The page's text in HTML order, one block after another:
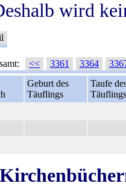
wird
<< 3361 3364
Geburt des
Täuflings
Taufe
Täuflings